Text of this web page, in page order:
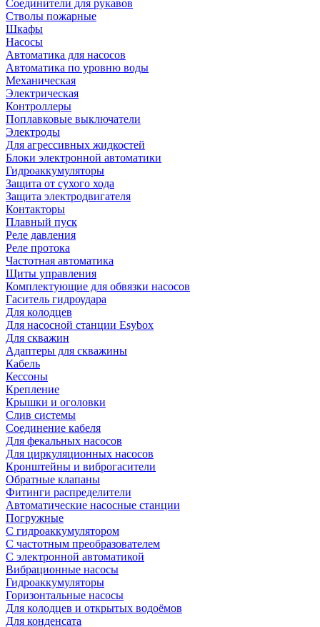
Соединители для рукавов
Стволы пожарные
Шкафы
Насосы
Автоматика для насосов
Автоматика по уровню воды
Механическая
Электрическая
Контроллеры
Поплавковые выключатели
Электроды
Для агрессивных жидкостей
Блоки электронной автоматики
Гидроаккумуляторы
Защита от сухого хода
Защита электродвигателя
Контакторы
Плавный пуск
Реле давления
Реле протока
Частотная автоматика
Щиты управления
Комплектующие для обвязки насосов
Гаситель гидроудара
Для колодцев
Для насосной станции Esybox
Для скважин
Адаптеры для скважины
Кабель
Кессоны
Крепление
Крышки и оголовки
Слив системы
Соединение кабеля
Для фекальных насосов
Для циркуляционных насосов
Кронштейны и виброгасители
Обратные клапаны
Фитинги распределители
Автоматические насосные станции
Погружные
С гидроаккумулятором
С частотным преобразователем
С электронной автоматикой
Вибрационные насосы
Гидроаккумуляторы
Горизонтальные насосы
Для колодцев и открытых водоёмов
Для конденсата